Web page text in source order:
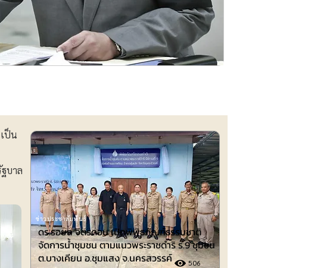
ป็น
บาล
ดร.รอยล จิตรดอน เปิดพิพิธภัณฑ์ธรรมชาติ
จัดการน้ำชุมชน ตามแนวพระราชดำริ ร.9 ชุมชน
ต.บางเคียน อ.ชุมแสง จ.นครสวรรค์
506
ข่าวประชาสัมพันธ์